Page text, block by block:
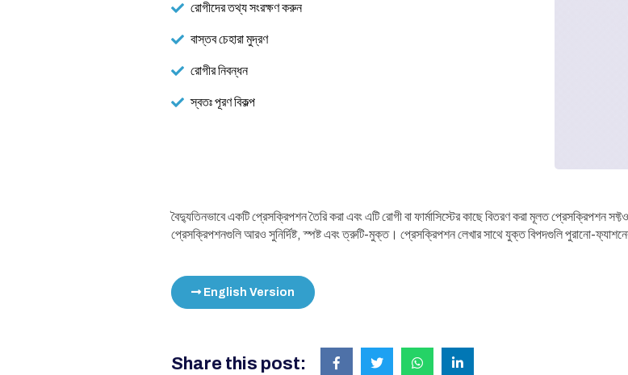
রোগীদের তথ্য সংরক্ষণ করুন
বাস্তব চেহারা মুদ্রণ
রোগীর নিবন্ধন
স্বতঃ পূরণ বিকল্প
বৈদ্যুতিনভাবে একটি প্রেসক্রিপশন তৈরি করা এবং এটি রোগী বা ফার্মাসিস্টের কাছে বিতরণ করা মূলত প্রেসক্রিপশন
প্রেসক্রিপশনগুলি আরও সুনির্দিষ্ট, স্পষ্ট এবং ত্রুটি-মুক্ত। প্রেসক্রিপশন লেখার সাথে যুক্ত বিপদগুলি পুরানো-
English Version
Share this post: